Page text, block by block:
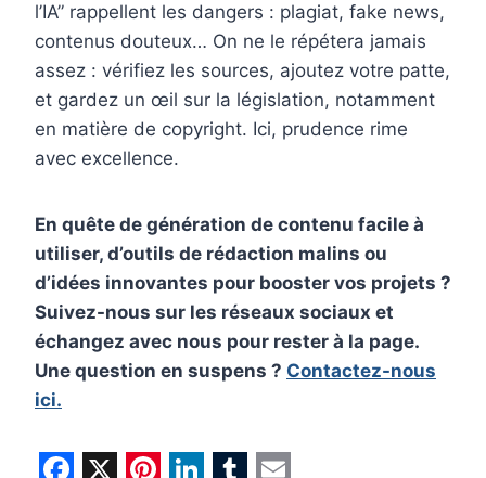
l’IA” rappellent les dangers : plagiat, fake news,
contenus douteux… On ne le répétera jamais
assez : vérifiez les sources, ajoutez votre patte,
et gardez un œil sur la législation, notamment
en matière de copyright. Ici, prudence rime
avec excellence.
En quête de génération de contenu facile à
utiliser, d’outils de rédaction malins ou
d’idées innovantes pour booster vos projets ?
Suivez-nous sur les réseaux sociaux et
échangez avec nous pour rester à la page.
Une question en suspens ? Contactez-nous
ici.